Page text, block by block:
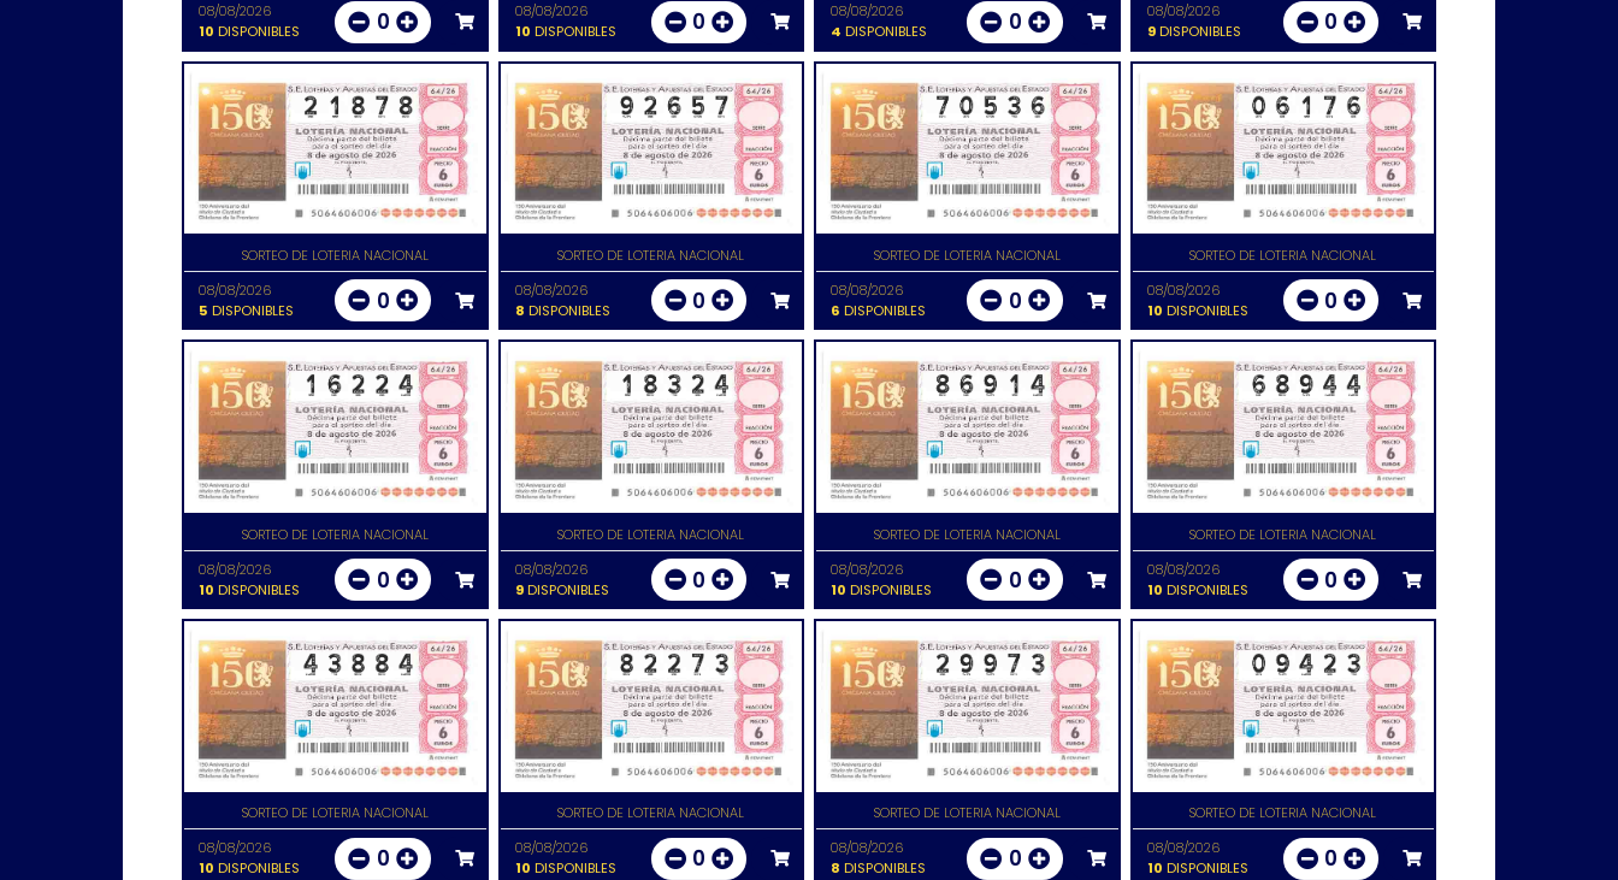
08/08/2026
10 DISPONIBLES 0
08/08/2026
10 DISPONIBLES 0
08/08/2026
4 DISPONIBLES 0
08/08/2026
9DISPONIBLES 0
SORTEO DE LOTERIA NACIONAL
08/08/2026
5 DISPONIBLES 0
SORTEO DE LOTERIA NACIONAL
08/08/2026
8 DISPONIBLES 0
SORTEO DE LOTERIA NACIONAL
08/08/2026
6 DISPONIBLES 0
SORTEO DE LOTERIA NACIONAL
08/08/2026
10 DISPONIBLES 0
SORTEO DE LOTERIA NACIONAL
08/08/2026
10 DISPONIBLES 0
SORTEO DE LOTERIA NACIONAL
08/08/2026
9DISPONIBLES 0
SORTEO DE LOTERIA NACIONAL
08/08/2026
10 DISPONIBLES 0
SORTEO DE LOTERIA NACIONAL
08/08/2026
10 DISPONIBLES 0
SORTEO DE LOTERIA NACIONAL
08/08/2026
10 DISPONIBLES 0
SORTEO DE LOTERIA NACIONAL
08/08/2026
10 DISPONIBLES 0
SORTEO DE LOTERIA NACIONAL
08/08/2026
8 DISPONIBLES 0
SORTEO DE LOTERIA NACIONAL
08/08/2026
10 DISPONIBLES 0